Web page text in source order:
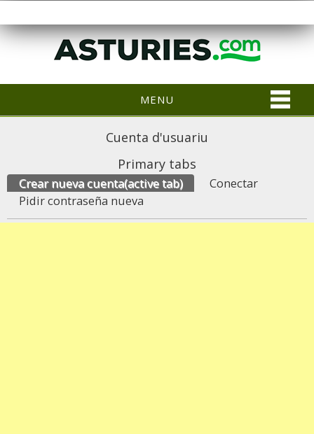
MENU
Cuenta d'usuariu
Primary tabs
Crear nueva cuenta(active tab)
Conectar
Pidir contraseña nueva